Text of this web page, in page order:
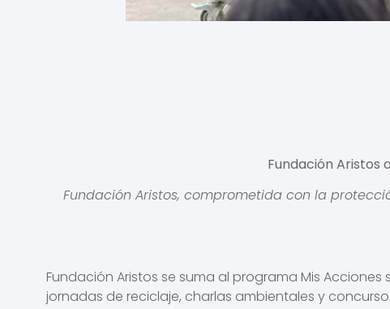
Fundación Aristos
Fundación Aristos, comprometida con la
Fundación Aristos se suma al programa Mis
jornadas de reciclaje, charlas ambientales y